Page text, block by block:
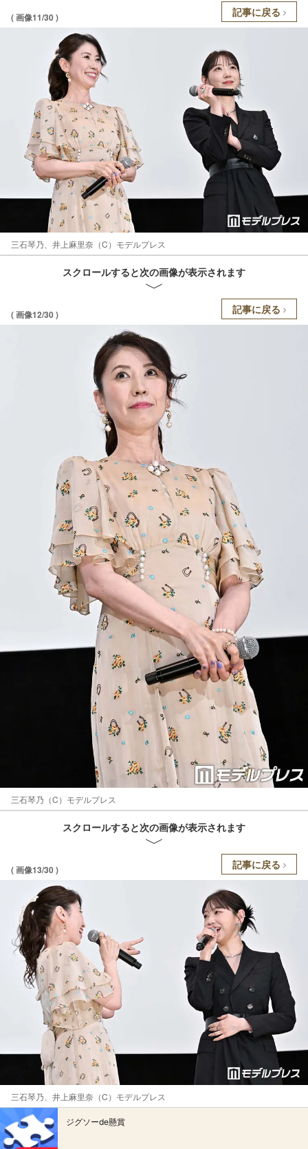
( 画像11/30 ) 記事に戻る
三石琴乃、井上麻里奈（C）モデルプレス
スクロールすると次の画像が表示されます
( 画像12/30 ) 記事に戻る
三石琴乃（C）モデルプレス
スクロールすると次の画像が表示されます
( 画像13/30 ) 記事に戻る
三石琴乃、井上麻里奈（C）モデルプレス
ジグソーde懸賞